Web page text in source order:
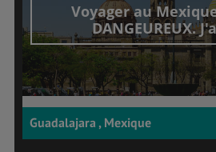
Voyager au
DANGEUREUX.
Guadalajara , Mexique